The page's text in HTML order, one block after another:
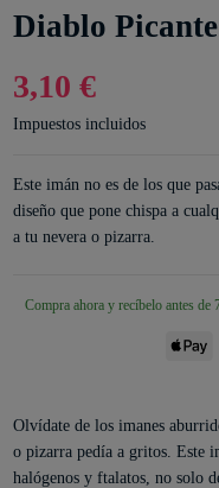
Diablo
3,10 €
Impuestos incluidos
Este imán no es de los que
diseño que pone chispa a
a tu nevera o pizarra.
Compra ahora y recíbelo antes de
Olvídate de los imanes
o pizarra pedía a gritos. Este
halógenos y ftalatos, no solo